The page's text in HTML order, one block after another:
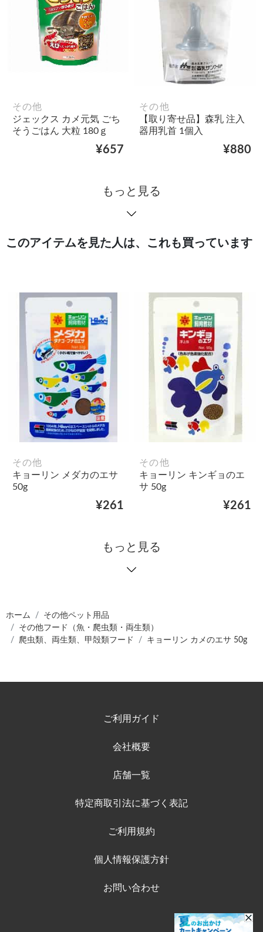
その他
ジェックス カメ元気 ごち
そうごはん 大粒 180ｇ
¥657
その他
【取り寄せ品】森乳 注入
器用乳首 1個入
¥880
もっと見る
このアイテムを見た人は、これも買っています
その他
キョーリン メダカのエサ
50g
¥261
その他
キョーリン キンギョのエ
サ 50g
¥261
もっと見る
ホーム
その他ペット用品
その他フード（魚・爬虫類・両生類）
爬虫類、両生類、甲殻類フード
キョーリン カメのエサ 50g
ご利用ガイド
会社概要
店舗一覧
特定商取引法に基づく表記
ご利用規約
個人情報保護方針
お問い合わせ